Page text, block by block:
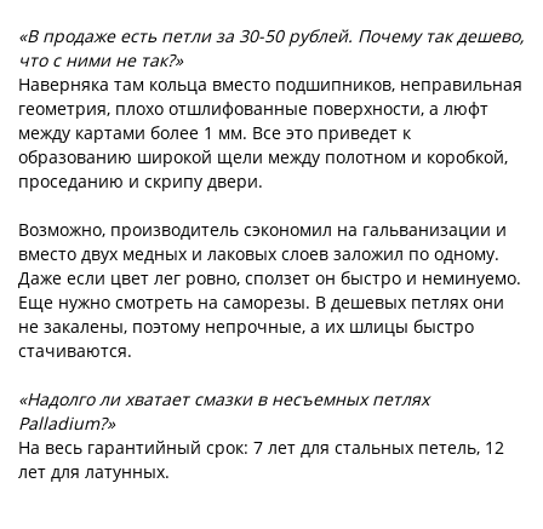
«В продаже есть петли за 30-50 рублей. Почему так дешево,
что с ними не так?»
Наверняка там кольца вместо подшипников, неправильная
геометрия, плохо отшлифованные поверхности, а люфт
между картами более 1 мм. Все это приведет к
образованию широкой щели между полотном и коробкой,
проседанию и скрипу двери.
Возможно, производитель сэкономил на гальванизации и
вместо двух медных и лаковых слоев заложил по одному.
Даже если цвет лег ровно, сползет он быстро и неминуемо.
Еще нужно смотреть на саморезы. В дешевых петлях они
не закалены, поэтому непрочные, а их шлицы быстро
стачиваются.
«Надолго ли хватает смазки в несъемных петлях
Palladium?»
На весь гарантийный срок: 7 лет для стальных петель, 12
лет для латунных.